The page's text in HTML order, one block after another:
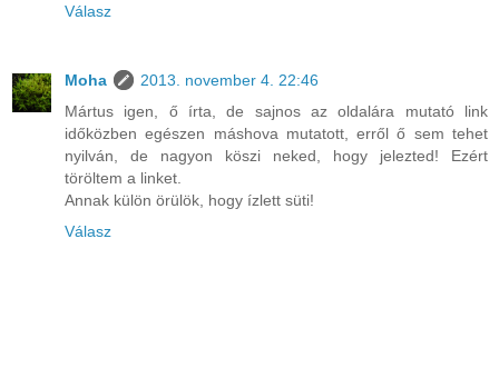
Válasz
Moha
2013. november 4. 22:46
Mártus igen, ő írta, de sajnos az oldalára mutató link
időközben egészen máshova mutatott, erről ő sem tehet
nyilván, de nagyon köszi neked, hogy jelezted! Ezért
töröltem a linket.
Annak külön örülök, hogy ízlett süti!
Válasz